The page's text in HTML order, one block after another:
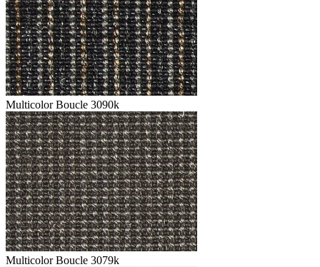
Multicolor Boucle 3090k
Multicolor Boucle 3079k